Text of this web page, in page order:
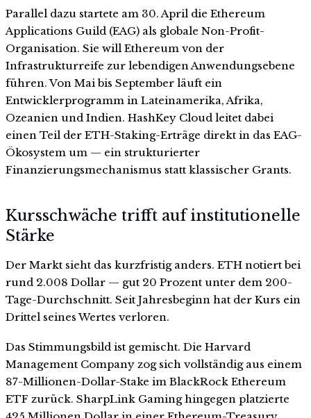
Parallel dazu startete am 30. April die Ethereum
Applications Guild (EAG) als globale Non-Profit-
Organisation. Sie will Ethereum von der
Infrastrukturreife zur lebendigen Anwendungsebene
führen. Von Mai bis September läuft ein
Entwicklerprogramm in Lateinamerika, Afrika,
Ozeanien und Indien. HashKey Cloud leitet dabei
einen Teil der ETH-Staking-Erträge direkt in das EAG-
Ökosystem um — ein strukturierter
Finanzierungsmechanismus statt klassischer Grants.
Kursschwäche trifft auf institutionelle
Stärke
Der Markt sieht das kurzfristig anders. ETH notiert bei
rund 2.008 Dollar — gut 20 Prozent unter dem 200-
Tage-Durchschnitt. Seit Jahresbeginn hat der Kurs ein
Drittel seines Wertes verloren.
Das Stimmungsbild ist gemischt. Die Harvard
Management Company zog sich vollständig aus einem
87-Millionen-Dollar-Stake im BlackRock Ethereum
ETF zurück. SharpLink Gaming hingegen platzierte